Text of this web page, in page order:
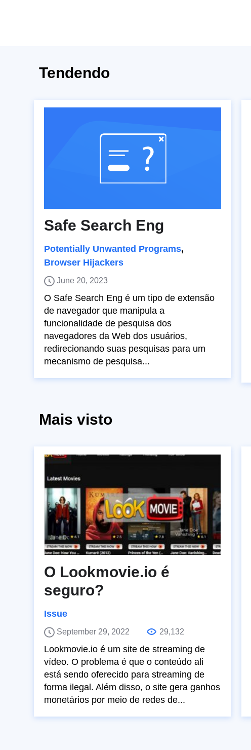
Tendendo
Safe Search Eng
Potentially Unwanted Programs,
Browser Hijackers
June 20, 2023
O Safe Search Eng é um tipo de extensão
de navegador que manipula a
funcionalidade de pesquisa dos
navegadores da Web dos usuários,
redirecionando suas pesquisas para um
mecanismo de pesquisa...
Mais visto
O Lookmovie.io é
seguro?
Issue
September 29, 2022 29,132
Lookmovie.io é um site de streaming de
vídeo. O problema é que o conteúdo ali
está sendo oferecido para streaming de
forma ilegal. Além disso, o site gera ganhos
monetários por meio de redes de...